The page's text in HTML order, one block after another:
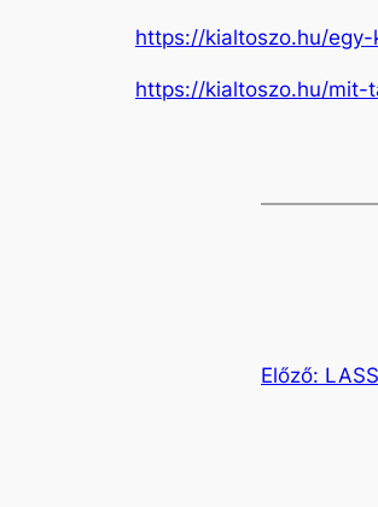
https://kialtoszo.hu/
https://kialtoszo.hu/
Előző: